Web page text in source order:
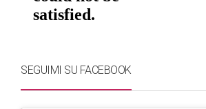
SEGUIMI SU FACEBOOK